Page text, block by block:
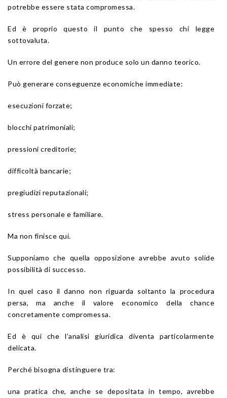
potrebbe essere stata compromessa.
Ed è proprio questo il punto che spesso chi legge
sottovaluta.
Un errore del genere non produce solo un danno teorico.
Può generare conseguenze economiche immediate:
esecuzioni forzate;
blocchi patrimoniali;
pressioni creditorie;
difficoltà bancarie;
pregiudizi reputazionali;
stress personale e familiare.
Ma non finisce qui.
Supponiamo che quella opposizione avrebbe avuto solide
possibilità di successo.
In quel caso il danno non riguarda soltanto la procedura
persa, ma anche il valore economico della chance
concretamente compromessa.
Ed è qui che l’analisi giuridica diventa particolarmente
delicata.
Perché bisogna distinguere tra:
una pratica che, anche se depositata in tempo, avrebbe